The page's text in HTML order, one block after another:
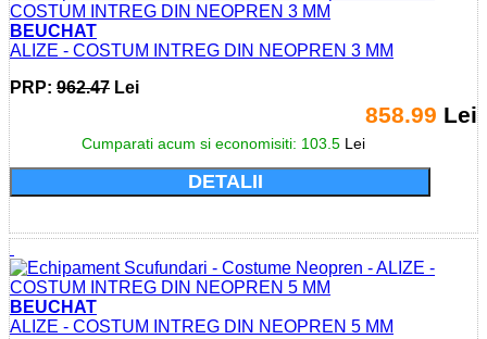
BEUCHAT
ALIZE - COSTUM INTREG DIN NEOPREN 3 MM
PRP: 962.47 Lei
858.99 Lei
Cumparati acum si economisiti: 103.5 Lei
DETALII
BEUCHAT
ALIZE - COSTUM INTREG DIN NEOPREN 5 MM